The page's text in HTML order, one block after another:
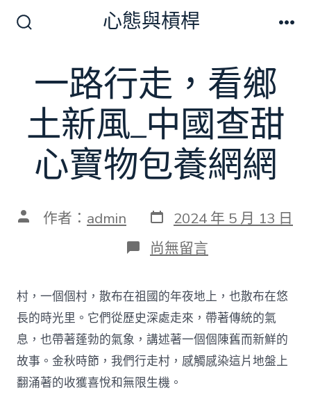
換
心態與槓桿
一路行走，看鄉
土新風_中國查甜
心寶物包養網網
文 作者： admin 發
表
日
期
2024 年 5 月 13 日
在
〈一
行
走，
看
鄉
土
新
風
_
尚無留言
村，一個個村，散布在祖國的年夜地上，也散布在悠
長的時光里。它們從歷史深處走來，帶著傳統的氣
息，也帶著蓬勃的氣象，講述著一個個陳舊而新鮮的
故事。金秋時節，我們行走村，感觸感染這片地盤上
翻涌著的收獲喜悅和無限生機。